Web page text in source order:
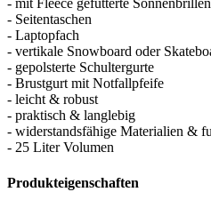
- mit Fleece gefütterte
- Seitentaschen
- Laptopfach
- vertikale Snowboard oder
- gepolsterte Schultergurte
- Brustgurt mit Notfallpfeife
- leicht & robust
- praktisch & langlebig
- widerstandsfähige Materialien &
- 25 Liter Volumen
Produkteigenschaften